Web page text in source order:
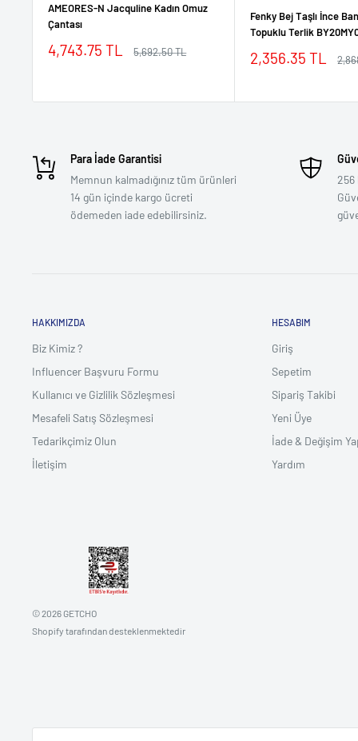
AMEORES-N Jacquline Kadın Omuz
Çantası
İndirimli
4,743.75 TL
Normal
5,692.50 TL
Fenky Bej Taşlı İnce
Topuklu Terlik
İndirimli
2,356.35 TL
Para İade Garantisi
Memnun kalmadığınız tüm ürünleri
14 gün içinde kargo ücreti
ödemeden iade edebilirsiniz.
256
HAKKIMIZDA
Biz Kimiz ?
Influencer Başvuru Formu
Kullanıcı ve Gizlilik Sözleşmesi
Mesafeli Satış Sözleşmesi
Tedarikçimiz Olun
İletişim
HESABIM
Giriş
Sepetim
Sipariş Takibi
Yeni Üye
İade & Değişim
Yardım
© 2026 GETCHO
Shopify tarafından desteklenmektedir